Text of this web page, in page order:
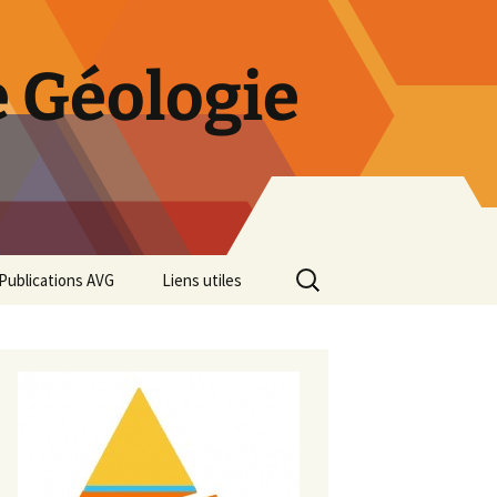
Publications AVG
Diaporama Exposition
minéralogique AVG 2016
Liens utiles
Rechercher :